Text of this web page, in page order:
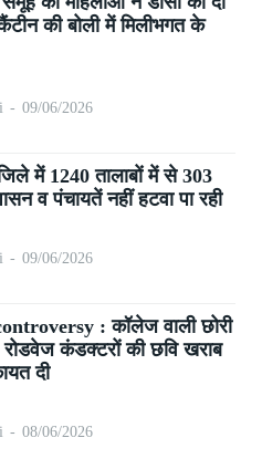
की बोली में मिलीभगत के
- 09/06/2026
में 1240 तालाबों में से 303
व पंचायतें नहीं हटवा पा रही
- 09/06/2026
: कॉलेज वाली छोरी
रोडवेज कंडक्टरों की छवि खराब
दी
- 08/06/2026